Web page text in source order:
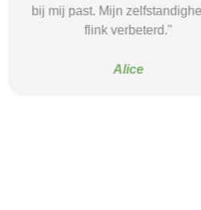
bij mij past. Mijn
flink verbeterd."
Alice